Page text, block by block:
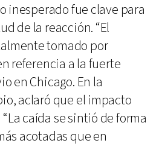
inesperado fue clave para
de la reacción. “El
tomado por
referencia a la fuerte
en Chicago. En la
aclaró que el impacto
caída se sintió de forma
acotadas que en